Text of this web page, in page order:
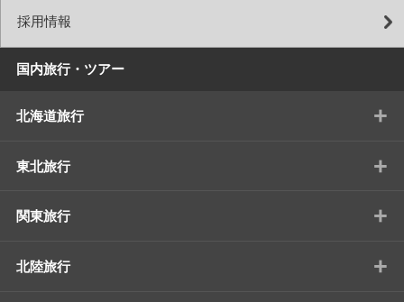
採用情報
国内旅行・ツアー
北海道旅行 +
東北旅行 +
関東旅行 +
北陸旅行 +